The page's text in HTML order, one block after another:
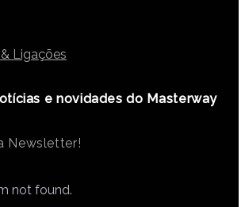
Ligações
e novidades do Masterway
Newsletter!
not found.